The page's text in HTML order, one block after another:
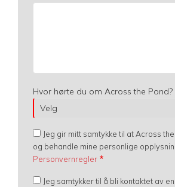
Hvor hørte du om Across the Pond?
Jeg gir mitt samtykke til at Across
og behandle mine personlige
Personvernregler
Jeg samtykker til å bli kontaktet av